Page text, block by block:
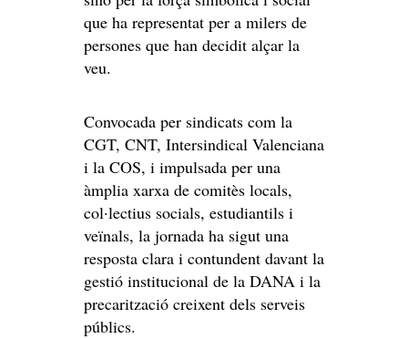
que ha representat per a milers de
persones que han decidit alçar la
veu.
Convocada per sindicats com la
CGT, CNT, Intersindical Valenciana
i la COS, i impulsada per una
àmplia xarxa de comitès locals,
col·lectius socials, estudiantils i
veïnals, la jornada ha sigut una
resposta clara i contundent davant la
gestió institucional de la DANA i la
precarització creixent dels serveis
públics.